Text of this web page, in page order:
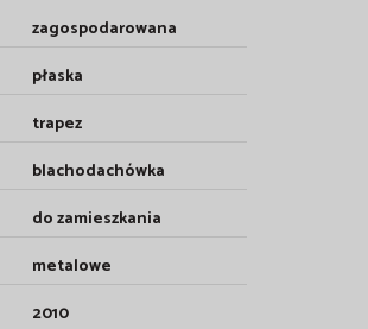
zagospodarowana
płaska
trapez
blachodachówka
do zamieszkania
metalowe
2010